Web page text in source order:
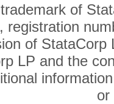
of
registration
of
LP and the
or